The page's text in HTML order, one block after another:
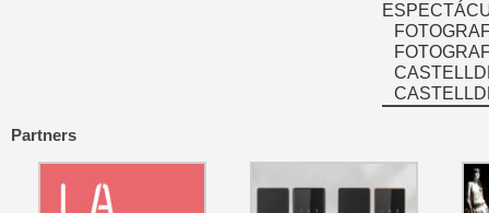
Partners